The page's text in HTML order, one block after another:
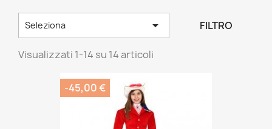
Seleziona  FILTRO
Visualizzati 1-14 su 14 articoli
-45,00 €